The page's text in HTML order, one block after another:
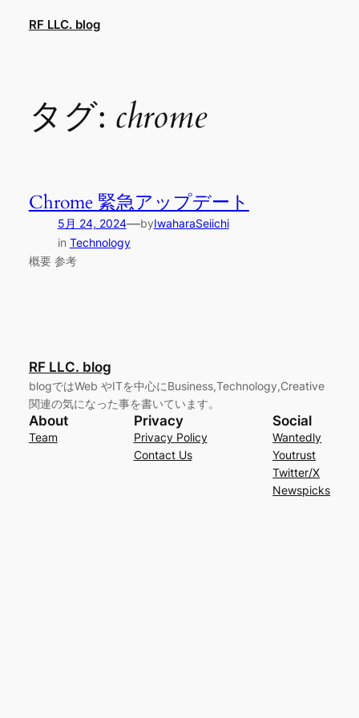
RF LLC. blog
タグ: chrome
Chrome 緊急アップデート
5月 24, 2024—byIwaharaSeiichi
in Technology
概要 参考
RF LLC. blog
blogではWeb やITを中心にBusiness,Technology,Creative
関連の気になった事を書いています。
About
Team
Privacy
Privacy Policy
Contact Us
Social
Wantedly
Youtrust
Twitter/X
Newspicks